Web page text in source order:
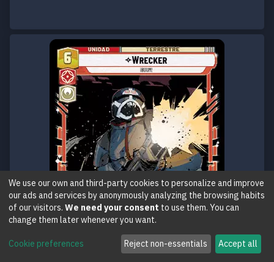
We use our own and third-party cookies to personalize and improve
our ads and services by anonymously analyzing the browsing habits
of our visitors. We need your consent to use them. You can
change them later whenever you want.
Cookie preferences Reject non-essentials Accept all